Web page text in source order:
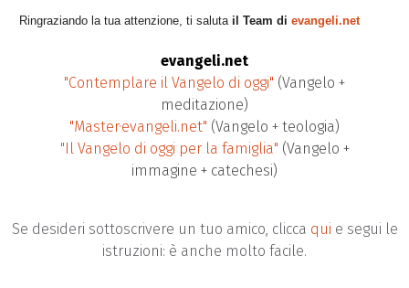
Ringraziando la tua attenzione, ti saluta il Team dievangeli.net
evangeli.net
"Contemplare il Vangelo di oggi" (Vangelo +
meditazione)
"Master·evangeli.net" (Vangelo + teologia)
"Il Vangelo di oggi per la famiglia" (Vangelo +
immagine + catechesi)
Se desideri sottoscrivere un tuo amico, clicca qui e segui le
istruzioni: è anche molto facile.